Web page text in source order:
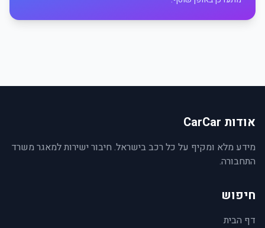
אודות CarCar
מידע מלא ומקיף על כל רכב בישראל. חיבור ישירות למאגר משרד
התחבורה.
חיפוש
דף הבית